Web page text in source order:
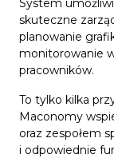
System
skuteczne
planowanie
monitorowanie
pracowników.
To tylko kilka
Maconomy
oraz zespołem
i odpowiednie